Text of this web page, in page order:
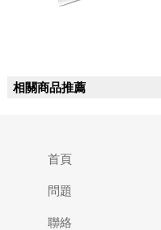
相關商品推薦
首頁
問題
聯絡